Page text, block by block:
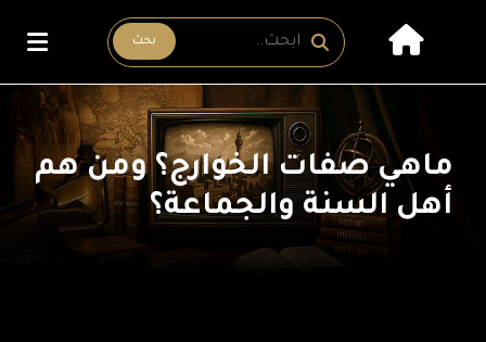
بحث
ماهي صفات الخوارج؟ ومن هم
أهل السنة والجماعة؟